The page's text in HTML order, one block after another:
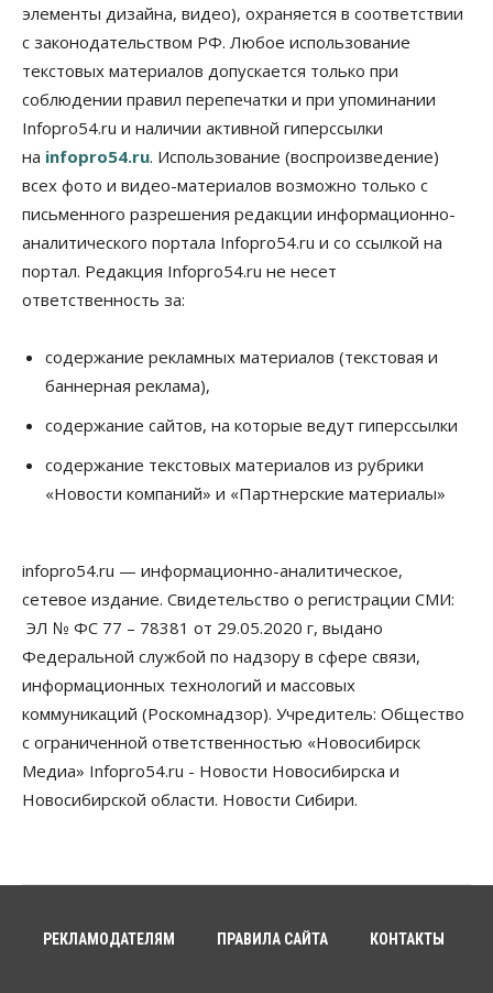
Промышленность
Новосибирские компании произвели косметики
на два миллиарда рублей
05 Августа 2026, 15:00
Власть Финансы
Криптовалюта в России официально стала
имуществом
05 Августа 2026, 14:00
Недвижимость
Открыты продажи квартир нового дома в
квартале «Цветной бульвар» ГК «Расцветай»
05 Августа 2026, 13:23
Власть Общество
Ночные маршруты автобусов предлагают ввести
в Новосибирской области
Право&Порядок
Новосибирец пытался провезти из Таиланда
кондитерские изделия с наркотиками
Бизнес Власть
Более 400 новосибирских компаний
вывели зарплату сотрудников «из тени»
05 Августа 2026, 12:00
Новосибирское правительство требует 226 млн со
строителя экстрим-центра
05 Августа 2026, 11:30
Общество
Премьер-министру Мишустину показали проект
подтверждают нормализацию ситуации с
топливом
элементы дизайна, видео), охраняется в соответствии
с законодательством РФ. Любое использование
текстовых материалов допускается только при
соблюдении правил перепечатки и при упоминании
Infopro54.ru и наличии активной гиперссылки
на infopro54.ru. Использование (воспроизведение)
всех фото и видео-материалов возможно только с
письменного разрешения редакции информационно-
аналитического портала Infopro54.ru и со ссылкой на
портал. Редакция Infopro54.ru не несет
ответственность за:
содержание рекламных материалов (текстовая и
баннерная реклама),
содержание сайтов, на которые ведут гиперссылки
содержание текстовых материалов из рубрики
«Новости компаний» и «Партнерские материалы»
infopro54.ru — информационно-аналитическое,
сетевое издание. Свидетельство о регистрации СМИ:
ЭЛ № ФС 77 – 78381 от 29.05.2020 г, выдано
Федеральной службой по надзору в сфере связи,
информационных технологий и массовых
коммуникаций (Роскомнадзор). Учредитель: Общество
с ограниченной ответственностью «Новосибирск
Медиа» Infopro54.ru - Новости Новосибирска и
Новосибирской области. Новости Сибири.
РЕКЛАМОДАТЕЛЯМ ПРАВИЛА САЙТА КОНТАКТЫ